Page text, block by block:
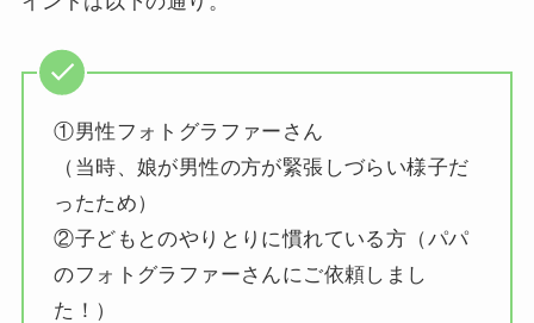
①男性フォトグラファーさん
（当時、娘が男性の方が緊張しづらい様子だ
ったため）
②子どもとのやりとりに慣れている方（パパ
のフォトグラファーさんにご依頼しまし
た！）